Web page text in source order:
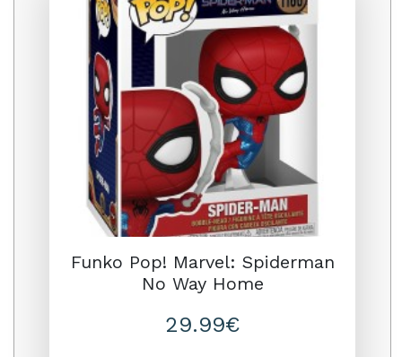
Funko Pop! Marvel: Spiderman
No Way Home
29.99€